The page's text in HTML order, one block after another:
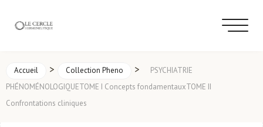
Accueil > Collection Pheno >
PSYCHIATRIE
PHÉNOMÉNOLOGIQUETOME I Concepts fondamentauxTOME II
Confrontations cliniques